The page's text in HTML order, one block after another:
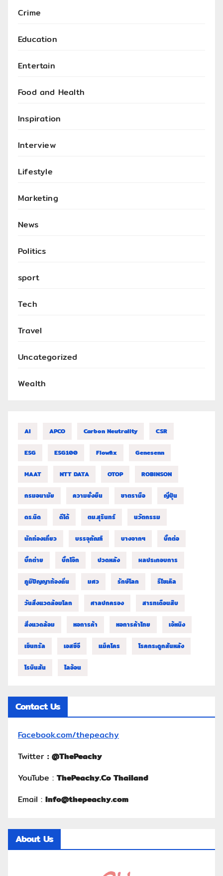
Crime
Education
Entertain
Food and Health
Inspiration
Interview
Lifestyle
Marketing
News
Politics
sport
Tech
Travel
Uncategorized
Wealth
AI APCO Carbon Neutrality CSR
ESG ESG100 Flowfix Genesenn
MAAT NTT DATA OTOP ROBINSON
กรมอนามัย ความยั่งยืน ชาตรามือ ญี่ปุ่น
ดร.นิด ดีโด้ ตม.สุรินทร์ นวัตกรรม
นักท่องเที่ยว บรรจุภัณฑ์ บางจากฯ บิ๊กต่อ
บิ๊กต่าย บิ๊กโจ๊ก ปวดหลัง ผลประกอบการ
ภูมิปัญญาท้องถิ่น มศว รักษ์โลก รีไซเคิล
วันสิ่งแวดล้อมโลก ศาลปกครอง สารทเดือนสิบ
สิ่งแวดล้อม หอการค้า หอการค้าไทย เจ้หนิง
เซ็นทรัล เอสซีจี แม็คโคร โรคกระดูกสันหลัง
โรบินสัน ไลอ้อน
Contact Us
Facebook.com/thepeachy
Twitter : @ThePeachy
YouTube : ThePeachy.Co Thailand
Email : Info@thepeachy.com
About Us